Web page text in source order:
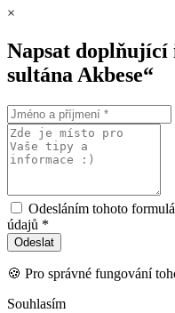
×
Napsat
sultána Akbese“
Odesláním tohoto
údajů *
🍪 Pro správné fungování
Souhlasím